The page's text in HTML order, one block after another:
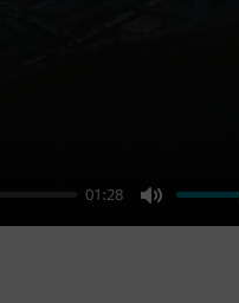
01:28
Mute